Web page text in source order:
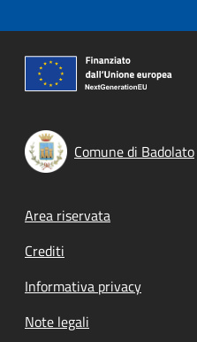
Comune di Badolato
Footer menu
Area riservata
Crediti
Informativa privacy
Note legali